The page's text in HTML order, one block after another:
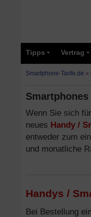
Tipps Vertrag
Smartphone-Tarife.de »
Wenn Sie sich
neues Handy /
entweder zum
und monatliche
Handys /
Bei Bestellung